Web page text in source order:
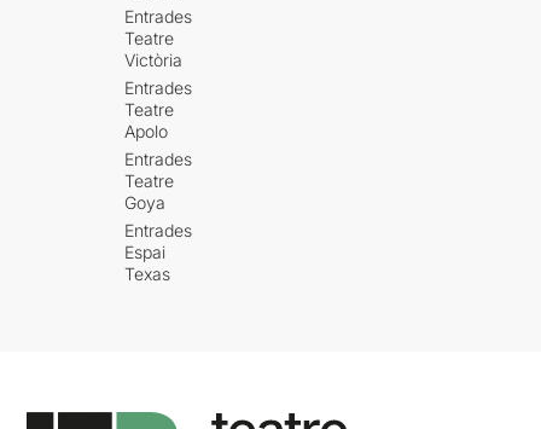
Entrades
Teatre
Victòria
Entrades
Teatre
Apolo
Entrades
Teatre
Goya
Entrades
Espai
Texas